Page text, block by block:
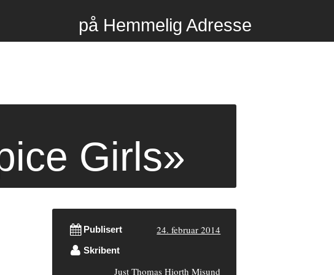
på Hemmelig Adresse
Girls»
Publisert 24. februar 2014
Skribent
Just Thomas Hiorth Misund